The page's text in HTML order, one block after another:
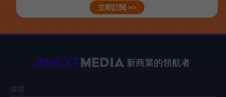
立即訂閱 >>
新商業的領航者
媒體